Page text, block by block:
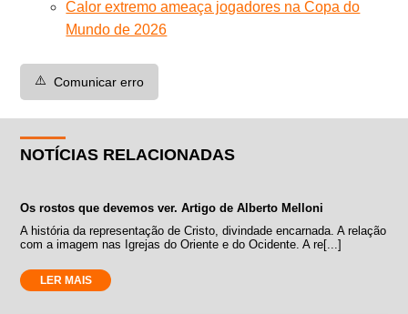
Calor extremo ameaça jogadores na Copa do
Mundo de 2026
⚠️ Comunicar erro
NOTÍCIAS RELACIONADAS
Os rostos que devemos ver. Artigo de Alberto Melloni
A história da representação de Cristo, divindade encarnada. A relação
com a imagem nas Igrejas do Oriente e do Ocidente. A re[...]
LER MAIS